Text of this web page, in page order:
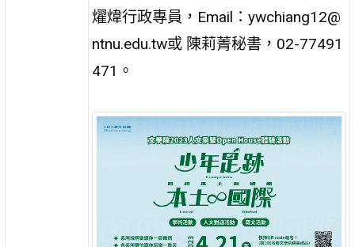
燿煒行政專員，Email：ywchiang12@
ntnu.edu.tw或 陳莉菁秘書，02-77491
471。